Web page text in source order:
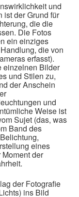
und
ist der Grund für
die die
Die Fotos
ein einziges
die von
erfasst).
einzelnen Bilder
und Stilen zu,
der Anschein
und
Weise ist
Sujet (das, was
Band des
eines
der
der Fotografie
ins Bild